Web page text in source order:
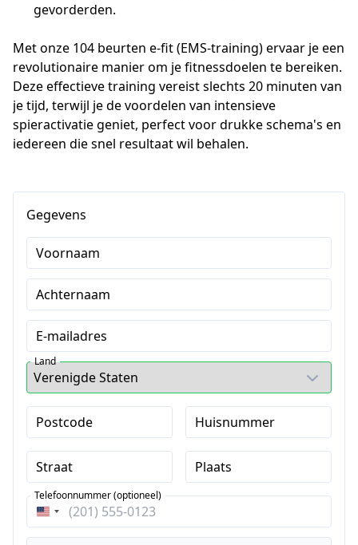
gevorderden.
Met onze 104 beurten e-fit (EMS-training) ervaar je een
revolutionaire manier om je fitnessdoelen te bereiken.
Deze effectieve training vereist slechts 20 minuten van
je tijd, terwijl je de voordelen van intensieve
spieractivatie geniet, perfect voor drukke schema's en
iedereen die snel resultaat wil behalen.
Gegevens
Voornaam
Achternaam
E-mailadres
Land
Postcode Huisnummer
Straat Plaats
Verenigde
Staten
Telefoonnummer (optioneel)